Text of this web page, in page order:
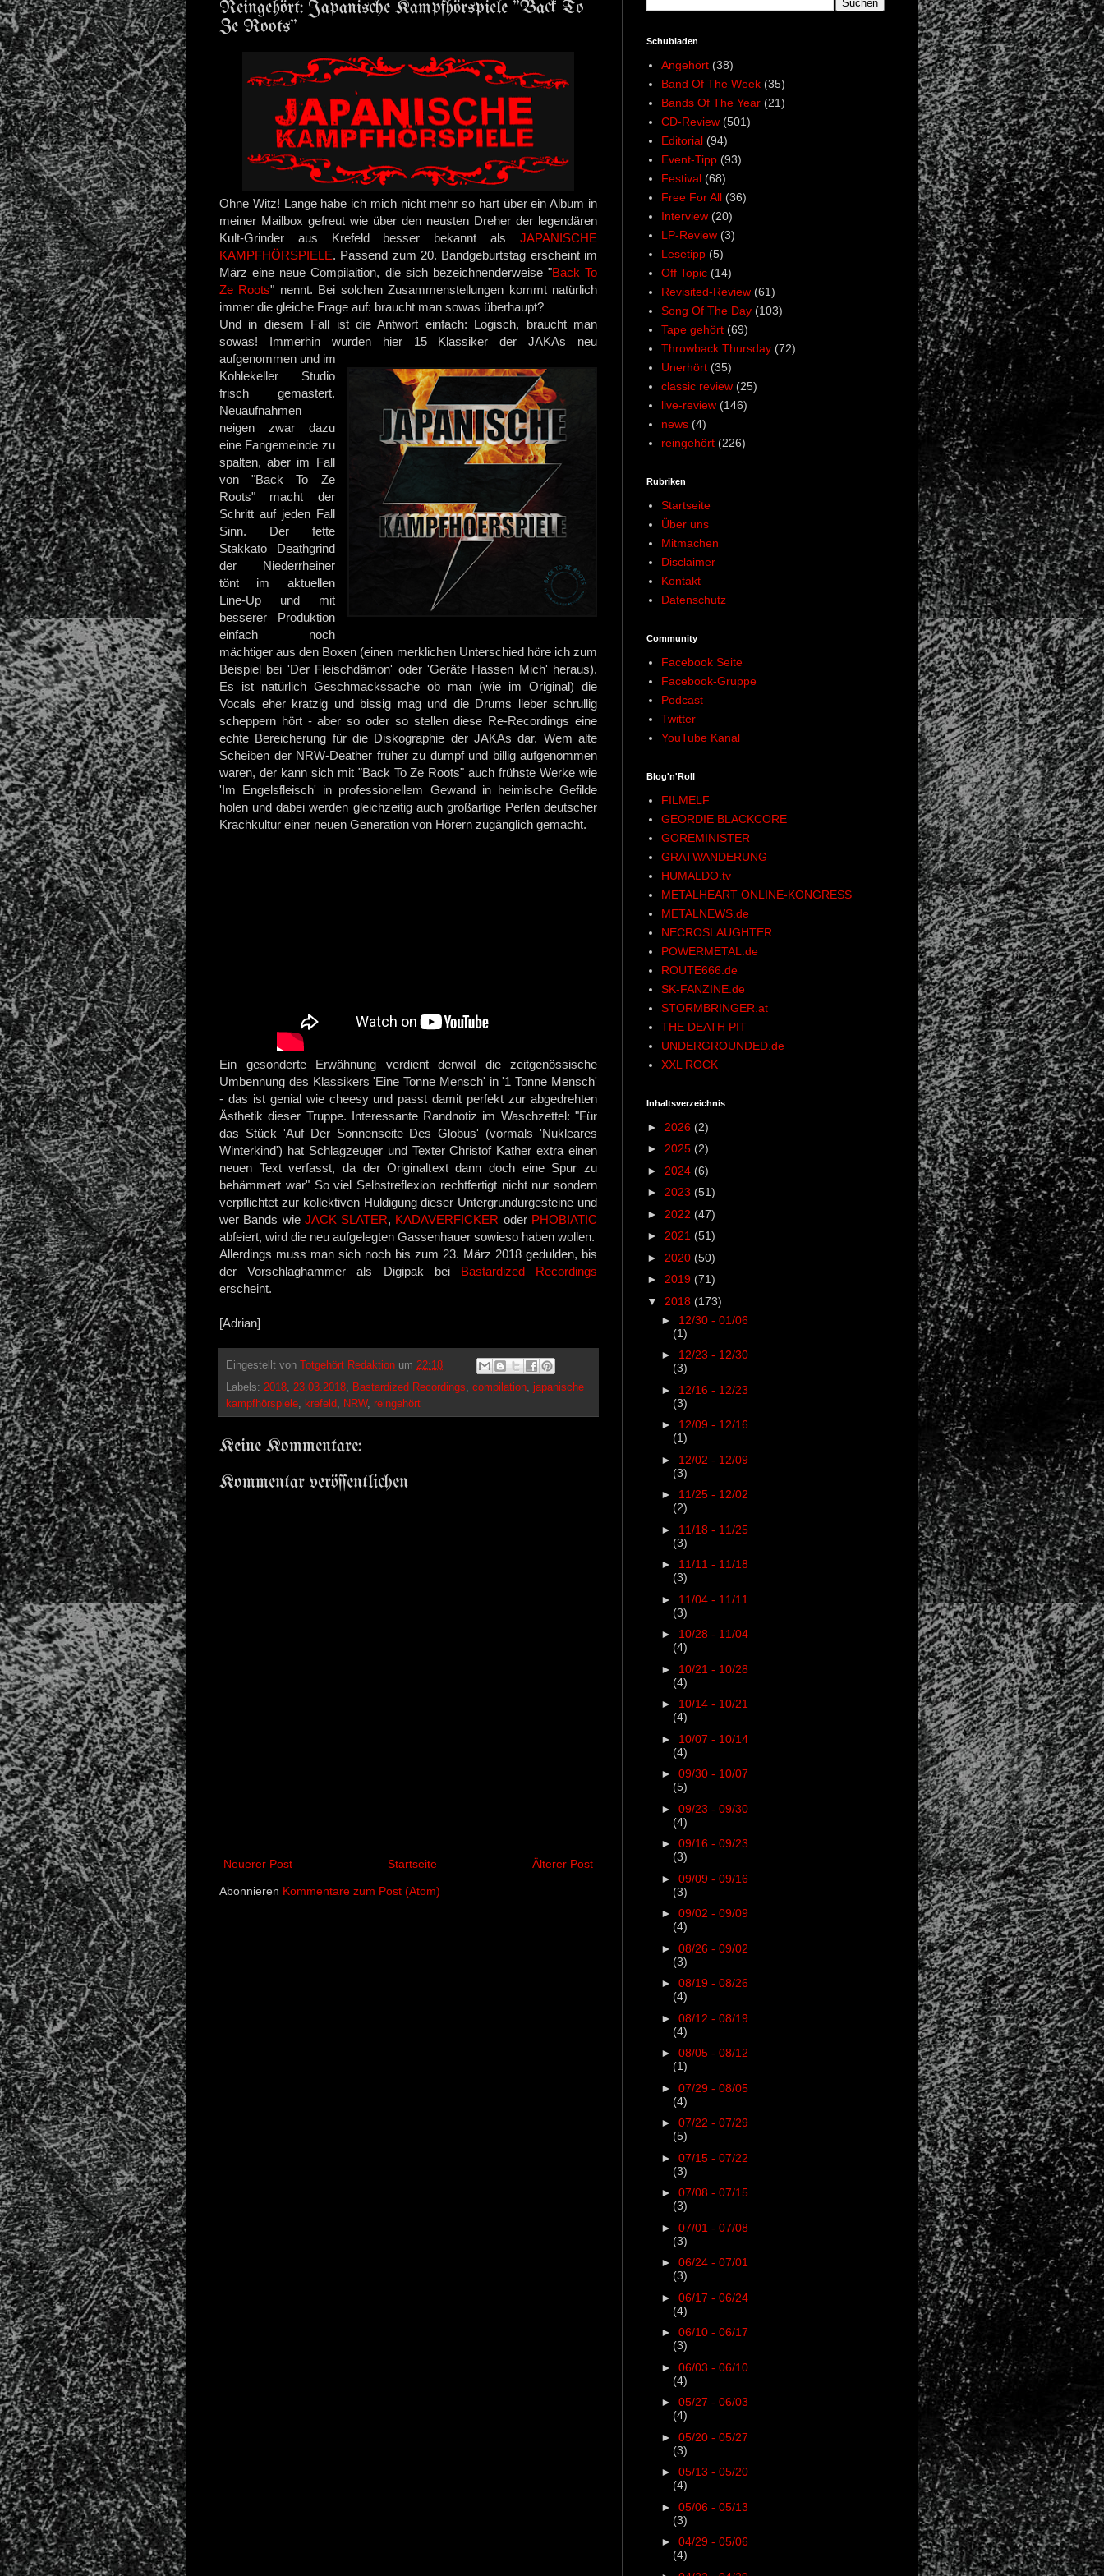
Reingehört: Japanische Kampfhörspiele "Back To
Ze Roots"
Ohne Witz! Lange habe ich mich nicht mehr so hart über ein Album in
meiner Mailbox gefreut wie über den neusten Dreher der legendären
Kult-Grinder aus Krefeld besser bekannt als JAPANISCHE
KAMPFHÖRSPIELE. Passend zum 20. Bandgeburtstag erscheint im
März eine neue Compilaition, die sich bezeichnenderweise "Back To
Ze Roots" nennt. Bei solchen Zusammenstellungen kommt natürlich
immer die gleiche Frage auf: braucht man sowas überhaupt?
Und in diesem Fall ist die Antwort einfach: Logisch, braucht man
sowas! Immerhin wurden hier 15 Klassiker der JAKAs neu
aufgenommen und im
Kohlekeller Studio
frisch gemastert.
Neuaufnahmen
neigen zwar dazu
eine Fangemeinde zu
spalten, aber im Fall
von "Back To Ze
Roots" macht der
Schritt auf jeden Fall
Sinn. Der fette
Stakkato Deathgrind
der Niederrheiner
tönt im aktuellen
Line-Up und mit
besserer Produktion
einfach noch
mächtiger aus den Boxen (einen merklichen Unterschied höre ich zum
Beispiel bei 'Der Fleischdämon' oder 'Geräte Hassen Mich' heraus).
Es ist natürlich Geschmackssache ob man (wie im Original) die
Vocals eher kratzig und bissig mag und die Drums lieber schrullig
scheppern hört - aber so oder so stellen diese Re-Recordings eine
echte Bereicherung für die Diskographie der JAKAs dar. Wem alte
Scheiben der NRW-Deather früher zu dumpf und billig aufgenommen
waren, der kann sich mit "Back To Ze Roots" auch frühste Werke wie
'Im Engelsfleisch' in professionellem Gewand in heimische Gefilde
holen und dabei werden gleichzeitig auch großartige Perlen deutscher
Krachkultur einer neuen Generation von Hörern zugänglich gemacht.
Ein gesonderte Erwähnung verdient derweil die zeitgenössische
Umbennung des Klassikers 'Eine Tonne Mensch' in '1 Tonne Mensch'
- das ist genial wie cheesy und passt damit perfekt zur abgedrehten
Ästhetik dieser Truppe. Interessante Randnotiz im Waschzettel: "Für
das Stück 'Auf Der Sonnenseite Des Globus' (vormals 'Nukleares
Winterkind') hat Schlagzeuger und Texter Christof Kather extra einen
neuen Text verfasst, da der Originaltext dann doch eine Spur zu
behämmert war" So viel Selbstreflexion rechtfertigt nicht nur sondern
verpflichtet zur kollektiven Huldigung dieser Untergrundurgesteine und
wer Bands wie JACK SLATER, KADAVERFICKER oder PHOBIATIC
abfeiert, wird die neu aufgelegten Gassenhauer sowieso haben wollen.
Allerdings muss man sich noch bis zum 23. März 2018 gedulden, bis
der Vorschlaghammer als Digipak bei Bastardized Recordings
erscheint.
[Adrian]
Eingestellt von Totgehört Redaktion um 22:18
Labels: 2018 23.03.2018 Bastardized Recordings compilation
japanische
kampfhörspiele
krefeld NRW, reingehört
Keine Kommentare:
Kommentar veröffentlichen
Neuerer Post Älterer Post
Startseite
Abonnieren Kommentare zum Post (Atom)
Schubladen
Angehört (38)
Band Of The Week (35)
Bands Of The Year (21)
CD-Review (501)
Editorial (94)
Event-Tipp (93)
Festival (68)
Free For All (36)
Interview (20)
LP-Review (3)
Lesetipp (5)
Off Topic (14)
Revisited-Review (61)
Song Of The Day (103)
Tape gehört (69)
Throwback Thursday (72)
Unerhört (35)
classic review (25)
live-review (146)
news (4)
reingehört (226)
Rubriken
Startseite
Über uns
Mitmachen
Disclaimer
Kontakt
Datenschutz
Community
Facebook Seite
Facebook-Gruppe
Podcast
Twitter
YouTube Kanal
Blog'n'Roll
FILMELF
GEORDIE BLACKCORE
GOREMINISTER
GRATWANDERUNG
HUMALDO.tv
METALHEART ONLINE-KONGRESS
METALNEWS.de
NECROSLAUGHTER
POWERMETAL.de
ROUTE666.de
SK-FANZINE.de
STORMBRINGER.at
THE DEATH PIT
UNDERGROUNDED.de
XXL ROCK
Inhaltsverzeichnis
► 2026 (2)
► 2025 (2)
► 2024 (6)
► 2023 (51)
► 2022 (47)
► 2021 (51)
► 2020 (50)
► 2019 (71)
▼ 2018 (173)
► 12/30 - 01/06
(1)
► 12/23 - 12/30
(3)
► 12/16 - 12/23
(3)
► 12/09 - 12/16
(1)
► 12/02 - 12/09
(3)
► 11/25 - 12/02
(2)
► 11/18 - 11/25
(3)
► 11/11 - 11/18
(3)
► 11/04 - 11/11
(3)
► 10/28 - 11/04
(4)
► 10/21 - 10/28
(4)
► 10/14 - 10/21
(4)
► 10/07 - 10/14
(4)
► 09/30 - 10/07
(5)
► 09/23 - 09/30
(4)
► 09/16 - 09/23
(3)
► 09/09 - 09/16
(3)
► 09/02 - 09/09
(4)
► 08/26 - 09/02
(3)
► 08/19 - 08/26
(4)
► 08/12 - 08/19
(4)
► 08/05 - 08/12
(1)
► 07/29 - 08/05
(4)
► 07/22 - 07/29
(5)
► 07/15 - 07/22
(3)
► 07/08 - 07/15
(3)
► 07/01 - 07/08
(3)
► 06/24 - 07/01
(3)
► 06/17 - 06/24
(4)
► 06/10 - 06/17
(3)
► 06/03 - 06/10
(4)
► 05/27 - 06/03
(4)
► 05/20 - 05/27
(3)
► 05/13 - 05/20
(4)
► 05/06 - 05/13
(3)
► 04/29 - 05/06
(4)